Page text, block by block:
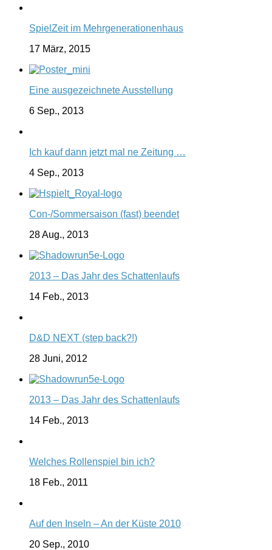
SpielZeit im Mehrgenerationenhaus
17 März, 2015
Eine ausgezeichnete Ausstellung
6 Sep., 2013
Ich kauf dann jetzt mal ne Zeitung …
4 Sep., 2013
Con-/Sommersaison (fast) beendet
28 Aug., 2013
2013 – Das Jahr des Schattenlaufs
14 Feb., 2013
D&D NEXT (step back?!)
28 Juni, 2012
2013 – Das Jahr des Schattenlaufs
14 Feb., 2013
Welches Rollenspiel bin ich?
18 Feb., 2011
Auf den Inseln – An der Küste 2010
20 Sep., 2010